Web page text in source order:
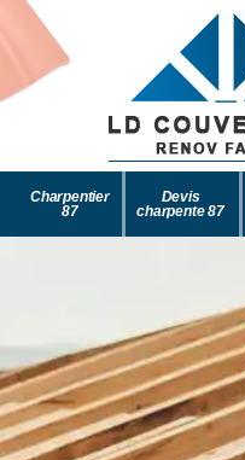
Charpentier
87
Devis
charpente 87